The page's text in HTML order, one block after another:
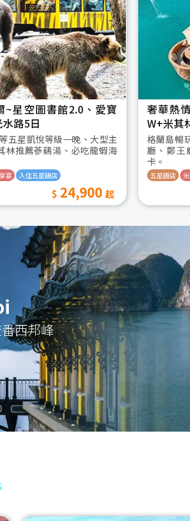
星空圖書館2.0、愛寶
路5日
五星凱悅等級一晚、大型主
林推薦蔘鷄湯、必吃龍蝦海
宴 入住五星飯店
24,900
奢華熱
W+米其
格蘭島暢
廳、鄭王
卡。
五星飯店
西邦峰